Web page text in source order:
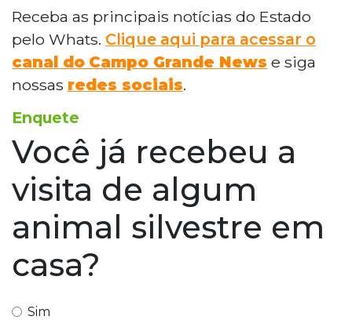
Receba as principais notícias do Estado
pelo Whats. Clique aqui para acessar o
canal do Campo Grande News e siga
nossas redes sociais.
Enquete
Você já recebeu a
visita de algum
animal silvestre em
casa?
Sim